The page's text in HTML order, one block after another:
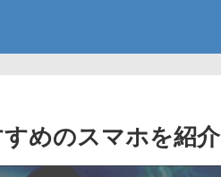
めのスマホを紹介